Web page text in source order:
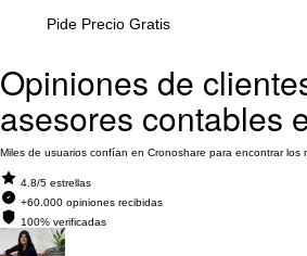
Pide Precio Gratis
Opiniones de
asesores contables
Miles de usuarios confían en Cronoshare para encontrar los
4.8/5 estrellas
+60.000 opiniones recibidas
100% verificadas